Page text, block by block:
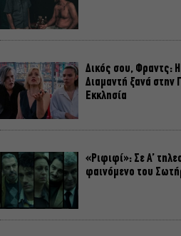
Δικός σου, Φραντς:
Διαμαντή ξανά στην
Εκκλησία
«Ριφιφί»: Σε Α’
φαινόμενο του